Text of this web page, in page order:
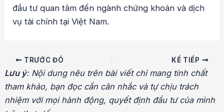
đầu tư quan tâm đến ngành chứng khoán và dịch
vụ tài chính tại Việt Nam.
Điều
hướng
bài
viết
TRƯỚC ĐÓ KẾ TIẾP
Lưu ý: Nội dung nêu trên bài viết chỉ mang tính chất
tham khảo, bạn đọc cần cân nhắc và tự chịu trách
nhiệm với mọi hành động, quyết định đầu tư của mình